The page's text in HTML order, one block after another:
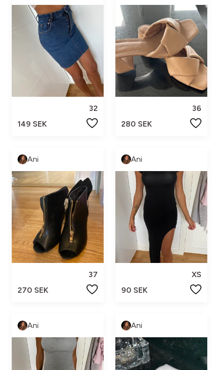
32
149 SEK
36
280 SEK
Ani
37
270 SEK
Ani
XS
90 SEK
Ani Ani